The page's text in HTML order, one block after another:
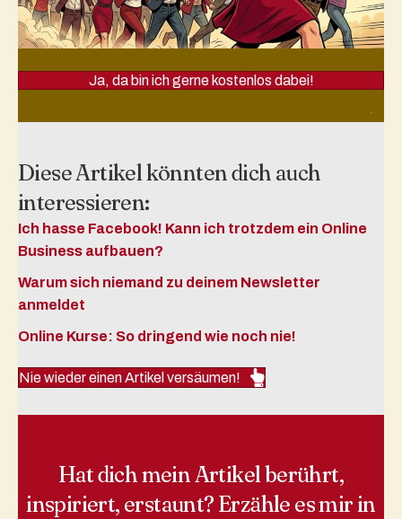
Ja, da bin ich gerne kostenlos dabei!
Diese Artikel könnten dich auch
interessieren:
Ich hasse Facebook! Kann ich trotzdem ein Online
Business aufbauen?
Warum sich niemand zu deinem Newsletter
anmeldet
Online Kurse: So dringend wie noch nie!
Nie wieder einen Artikel versäumen!
Hat dich mein Artikel berührt,
inspiriert, erstaunt? Erzähle es mir in